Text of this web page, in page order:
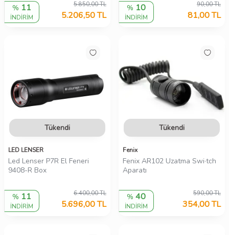
% 11
İNDİRİM
5.850,00TL
5.206,50TL
% 10
İNDİRİM
90,00TL
81,00TL
Tükendi
LED LENSER
Led Lenser P7R El Feneri
9408-R Box
% 11
İNDİRİM
6.400,00TL
5.696,00TL
Tükendi
Fenix
Fenix AR102 Uzatma Swi·tch
Aparatı
%40
İNDİRİM
590,00TL
354,00TL